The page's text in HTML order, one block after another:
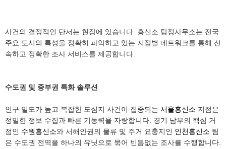
사건의 결정적인 단서는 현장에 있습니다. 흥신소 탐정사무소는 전국
주요 도시의 특성을 정확히 파악하고 있는 지점별 네트워크를 통해 신
속하고 정확한 조사 서비스를 제공합니다.
수도권 및 중부권 특화 솔루션
인구 밀도가 높고 복잡한 도심지 사건이 집중되는 서울흥신소 지점은
정밀한 정보 수집과 빠른 기동력을 자랑합니다. 경기 남부의 핵심 거
점인 수원흥신소와 서해안권의 물류 및 주거 요충지인 인천흥신소 팀
은 수도권 전역을 하나의 유닛으로 묶어 빈틈없는 조사를 수행합니다.